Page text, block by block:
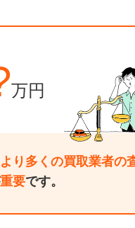
万円
より多くの買取業者の
重要です。